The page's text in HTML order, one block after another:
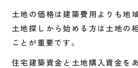
土地の価格は建築費用よりも地
土地探しから始める方は土地の
ことが重要です。
住宅建築資金と土地購入資金を